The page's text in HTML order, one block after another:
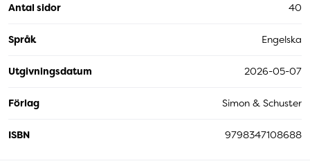
Antal sidor 40
Språk Engelska
Utgivningsdatum 2026-05-07
Förlag Simon & Schuster
ISBN 9798347108688